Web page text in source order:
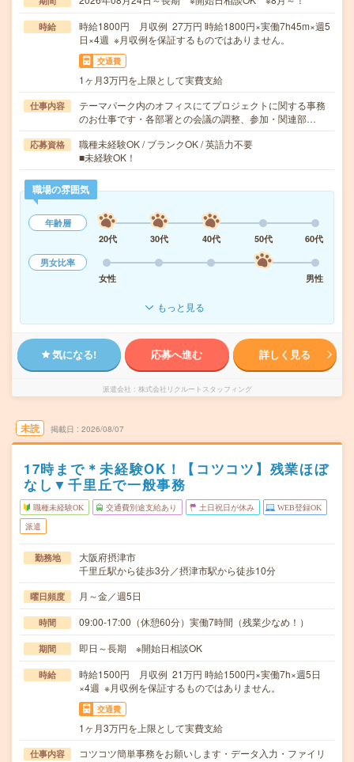
時給
時給1800円 月収例 27万円 時給1800円×実働7h45m×週5
日×4週 ※月収例を保証するものではありません。
交通費
1ヶ月3万円を上限として実費支給
仕事内容
テーマパーク内のオフィスにてプロジェクトに関する事務
のお仕事です・各部署との会議の調整、参加・関連部…
応募資格
職種未経験OK / ブランクOK / 英語力不要
■未経験OK！
職場の雰囲気
年齢層
20代
30代 40代 50代
60代
男女比率
女性
男性
もっと見る
気になる! 応募へ進む 詳しく見る
派遣会社 株式会社リクルートスタッフィング
未読 掲載日 2026/08/07
17時まで＊未経験OK！【コツコツ】残業ほぼ
なし▼千里丘で一般事務
職種未経験OK 交通費別途支給あり 土日祝日が休み WEB登録OK
派遣
勤務地
大阪府摂津市
千里丘駅から徒歩3分／摂津市駅から徒歩10分
曜日頻度 月～金／週5日
時間 09:00-17:00（休憩60分）実働7時間（残業少なめ！）
期間 即日～長期 ※開始日相談OK
時給
時給1500円 月収例 21万円 時給1500円×実働7h×週5日
×4週 ※月収例を保証するものではありません。
交通費
1ヶ月3万円を上限として実費支給
仕事内容
コツコツ簡単事務をお願いします・データ入力・ファイリ